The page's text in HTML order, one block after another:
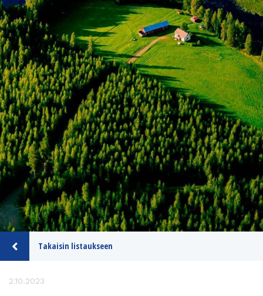
Takaisin listaukseen
2.10.2023